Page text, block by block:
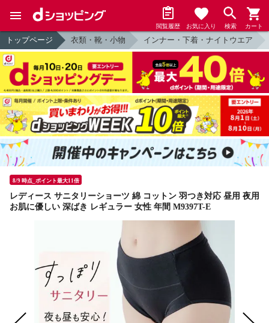
閲覧履歴 お気に入り 検索 カート
トップページ 衣類・靴・小物 インナー・下着・ナイトウエア
8/9 時点_ポイント最大11倍
レディース サニタリーショーツ 綿 コットン 羽つき対応 昼用 夜用
お肌に優しい 深ばき レギュラー 女性 年間 M9397T-E